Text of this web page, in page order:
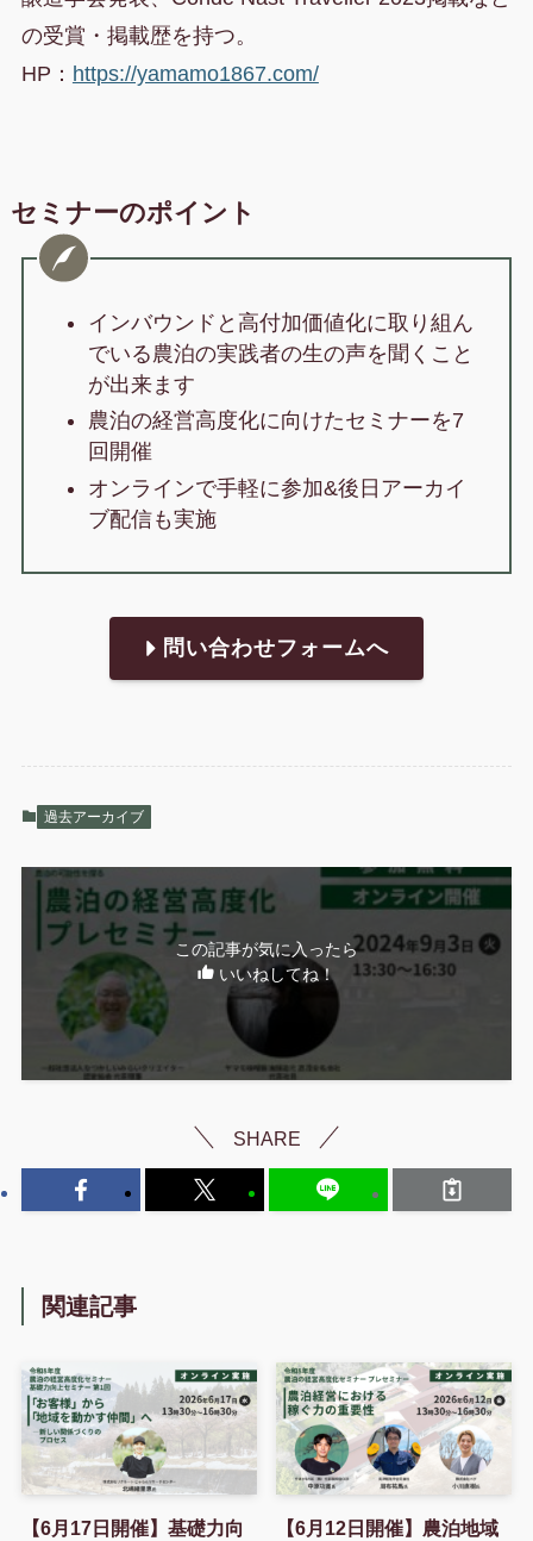
の受賞・掲載歴を持つ。
HP： https://yamamo1867.com/
セミナーのポイント
インバウンドと高付加価値化に取り組ん
でいる農泊の実践者の生の声を聞くこと
が出来ます
農泊の経営高度化に向けたセミナーを7
回開催
オンラインで手軽に参加&後日アーカイ
ブ配信も実施
問い合わせフォームへ
過去アーカイブ
この記事が気に入ったら
いいねしてね！
SHARE
関連記事
【6月17日開催】基礎力向
【6月12日開催】農泊地域